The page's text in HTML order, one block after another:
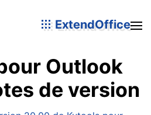
ExtendOffice
Outlook
de version